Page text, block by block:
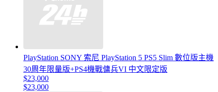
PlayStation SONY 索尼 PlayStation 5 PS5 Slim 數位版主機
30周年限量版+PS4機戰傭兵VI 中文限定版
$23,000
$23,000